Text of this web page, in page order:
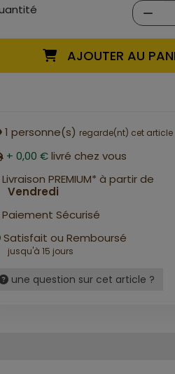
AJOUTER AU
1 personne(s) regarde(nt) cet article
+ 0,00 €livré chez vous
Livraison PREMIUM* à partir de
Vendredi
Paiement Sécurisé
Satisfait ou Remboursé
jusqu'à 15 jours
une question sur cet article ?